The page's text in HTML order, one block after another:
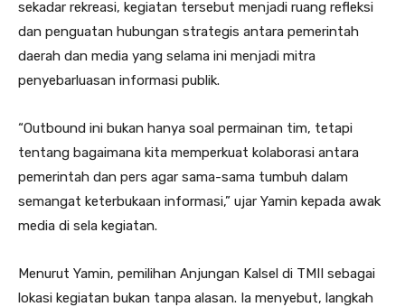
sekadar rekreasi, kegiatan tersebut menjadi ruang refleksi
dan penguatan hubungan strategis antara pemerintah
daerah dan media yang selama ini menjadi mitra
penyebarluasan informasi publik.
“Outbound ini bukan hanya soal permainan tim, tetapi
tentang bagaimana kita memperkuat kolaborasi antara
pemerintah dan pers agar sama-sama tumbuh dalam
semangat keterbukaan informasi,” ujar Yamin kepada awak
media di sela kegiatan.
Menurut Yamin, pemilihan Anjungan Kalsel di TMII sebagai
lokasi kegiatan bukan tanpa alasan. Ia menyebut, langkah